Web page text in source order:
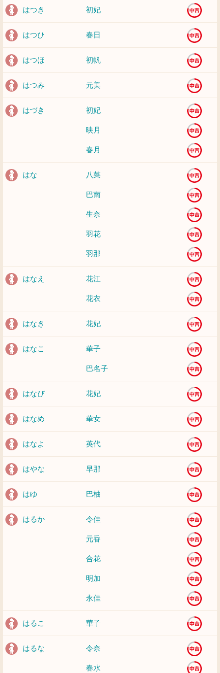
はつき 初妃
はつひ 春日
はつほ 初帆
はつみ 元美
はづき 初妃
映月
春月
はな 八菜
巴南
生奈
羽花
羽那
はなえ 花江
花衣
はなき 花妃
はなこ 華子
巴名子
はなび 花妃
はなめ 華女
はなよ 英代
はやな 早那
はゆ 巴柚
はるか 令佳
元香
合花
明加
永佳
はるこ 華子
はるな 令奈
春水